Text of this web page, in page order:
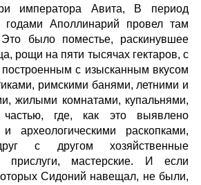
императора Авита, В период
Аполлинарий провел там
было поместье, раскинувшее
рощи на пяти тысячах гектаров, с
с изысканным вкусом
римскими банями, летними и
жилыми комнатами, купальнями,
частью, где, как это выявлено
археологическими раскопками,
с другом хозяйственные
прислуги, мастерские. И если
Сидоний навещал, не были,